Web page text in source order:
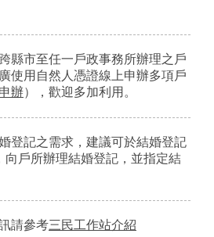
縣市至任一戶政事務所辦理之戶
使用自然人憑證線上申辦多項戶
辦），歡迎多加利用。
登記之需求，建議可於結婚登記
向戶所辦理結婚登記，並指定結
請參考三民工作站介紹